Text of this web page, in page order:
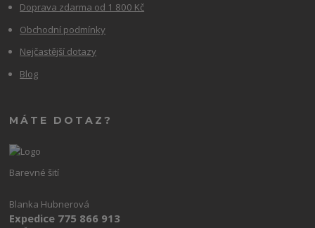
Doprava zdarma od 1 800 Kč
Obchodní podmínky
Nejčastější dotazy
Blog
MÁTE DOTAZ?
Barevné šití
Blanka Hubnerová
Expedice 775 866 913